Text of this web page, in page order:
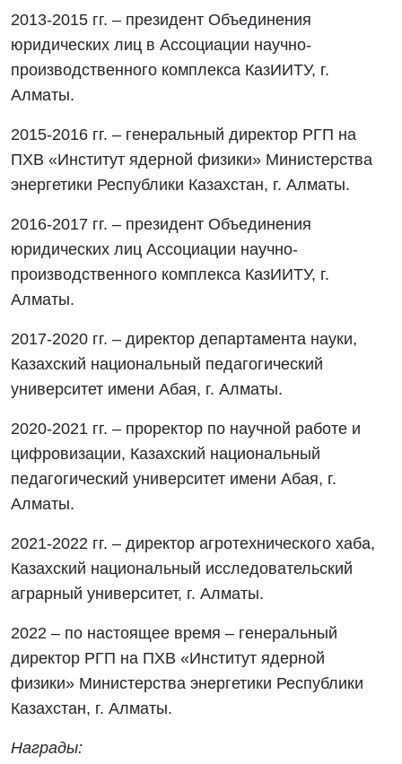
2013-2015 гг. – президент Объединения
юридических лиц в Ассоциации научно-
производственного комплекса КазИИТУ, г.
Алматы.
2015-2016 гг. – генеральный директор РГП на
ПХВ «Институт ядерной физики» Министерства
энергетики Республики Казахстан, г. Алматы.
2016-2017 гг. – президент Объединения
юридических лиц Ассоциации научно-
производственного комплекса КазИИТУ, г.
Алматы.
2017-2020 гг. – директор департамента науки,
Казахский национальный педагогический
университет имени Абая, г. Алматы.
2020-2021 гг. – проректор по научной работе и
цифровизации, Казахский национальный
педагогический университет имени Абая, г.
Алматы.
2021-2022 гг. – директор агротехнического хаба,
Казахский национальный исследовательский
аграрный университет, г. Алматы.
2022 – по настоящее время – генеральный
директор РГП на ПХВ «Институт ядерной
физики» Министерства энергетики Республики
Казахстан, г. Алматы.
Награды: